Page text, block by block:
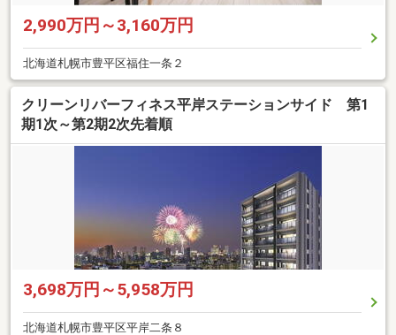
2,990万円～3,160万円
北海道札幌市豊平区福住一条２
クリーンリバーフィネス平岸ステーションサイド 第1
期1次～第2期2次先着順
3,698万円～5,958万円
北海道札幌市豊平区平岸二条８